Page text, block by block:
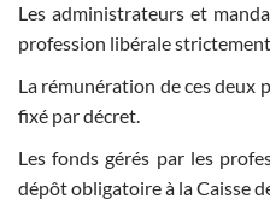
Les administrateurs et
profession libérale
La rémunération de ces deux
fixé par décret.
Les fonds gérés par les
dépôt obligatoire à la Caisse